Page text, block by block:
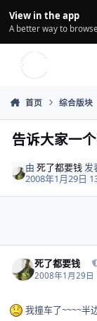
View in the app
A better way to
首页 综合版块
告诉大家一
由死了都要钱 发
2008年1月29日
死了都要钱
2008年1月29日
我撞车了~~~~半